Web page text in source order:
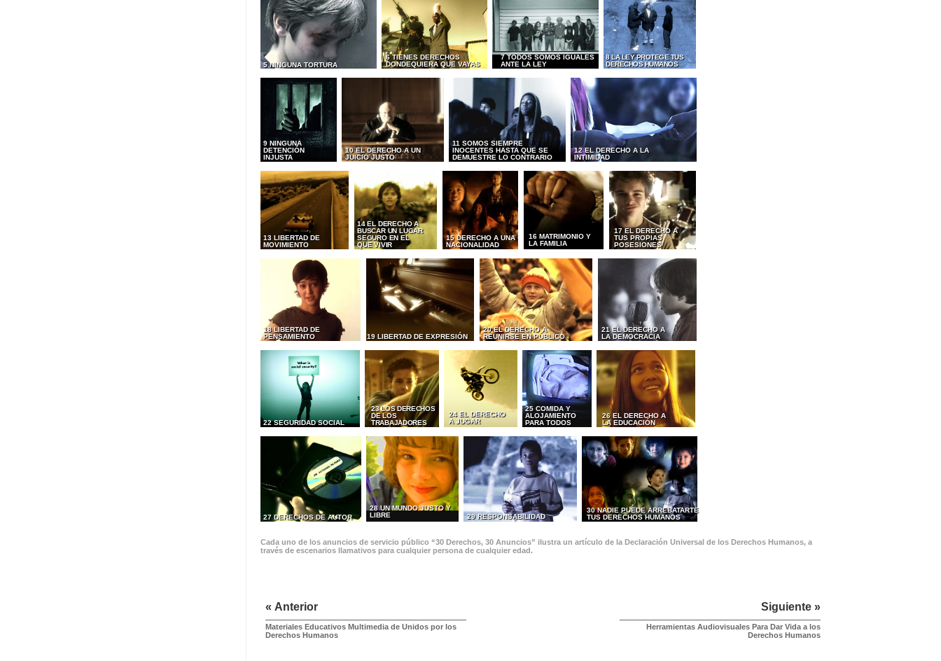
5 NINGUNA TORTURA
6 TIENES DERECHOS
DONDEQUIERA QUE VAYAS
7 TODOS SOMOS IGUALES
ANTE LA LEY
8 LA LEY PROTEGE TUS
DERECHOS HUMANOS
9 NINGUNA
DETENCIÓN
INJUSTA
10 EL DERECHO A UN
JUICIO JUSTO
11 SOMOS SIEMPRE
INOCENTES HASTA QUE SE
DEMUESTRE LO CONTRARIO
12 EL DERECHO A LA
INTIMIDAD
13 LIBERTAD DE
MOVIMIENTO
14 EL DERECHO A
BUSCAR UN LUGAR
SEGURO EN EL
QUE VIVIR
15 DERECHO A UNA
NACIONALIDAD
16 MATRIMONIO Y
LA FAMILIA
17 EL DERECHO A
TUS PROPIAS
POSESIONES
18 LIBERTAD DE
PENSAMIENTO
19 LIBERTAD DE EXPRESIÓN
20 EL DERECHO A
REUNIRSE EN PÚBLICO
21 EL DERECHO A
LA DEMOCRACIA
22 SEGURIDAD SOCIAL
23 LOS DERECHOS
DE LOS
TRABAJADORES
24 EL DERECHO
A JUGAR
25 COMIDA Y
ALOJAMIENTO
PARA TODOS
26 EL DERECHO A
LA EDUCACIÓN
27 DERECHOS DE AUTOR
28 UN MUNDO JUSTO Y
LIBRE
29 RESPONSABILIDAD
30 NADIE PUEDE ARREBATARTE
TUS DERECHOS HUMANOS
Cada uno de los anuncios de servicio público “30 Derechos, 30 Anuncios” ilustra un artículo de la Declaración Universal de los Derechos Humanos, a
través de escenarios llamativos para cualquier persona de cualquier edad.
« Anterior
Materiales Educativos Multimedia de Unidos por los
Derechos Humanos
Siguiente »
Herramientas Audiovisuales Para Dar Vida a los
Derechos Humanos